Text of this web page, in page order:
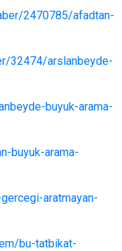
2470785/afadtan-
32474/arslanbeyde-
buyuk-arama-
buyuk-arama-
aratmayan-
bu-tatbikat-